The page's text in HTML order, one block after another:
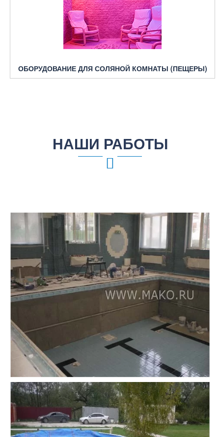
ОБОРУДОВАНИЕ ДЛЯ СОЛЯНОЙ КОМНАТЫ (ПЕЩЕРЫ)
НАШИ РАБОТЫ